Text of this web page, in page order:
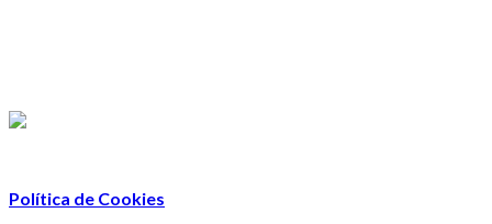
Política de Cookies